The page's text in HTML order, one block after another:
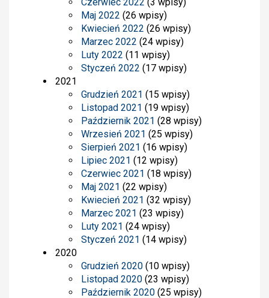
Maj 2022 (26 wpisy)
Kwiecień 2022 (26 wpisy)
Marzec 2022 (24 wpisy)
Luty 2022 (11 wpisy)
Styczeń 2022 (17 wpisy)
2021
Grudzień 2021 (15 wpisy)
Listopad 2021 (19 wpisy)
Październik 2021 (28 wpisy)
Wrzesień 2021 (25 wpisy)
Sierpień 2021 (16 wpisy)
Lipiec 2021 (12 wpisy)
Czerwiec 2021 (18 wpisy)
Maj 2021 (22 wpisy)
Kwiecień 2021 (32 wpisy)
Marzec 2021 (23 wpisy)
Luty 2021 (24 wpisy)
Styczeń 2021 (14 wpisy)
2020
Grudzień 2020 (10 wpisy)
Listopad 2020 (23 wpisy)
Październik 2020 (25 wpisy)